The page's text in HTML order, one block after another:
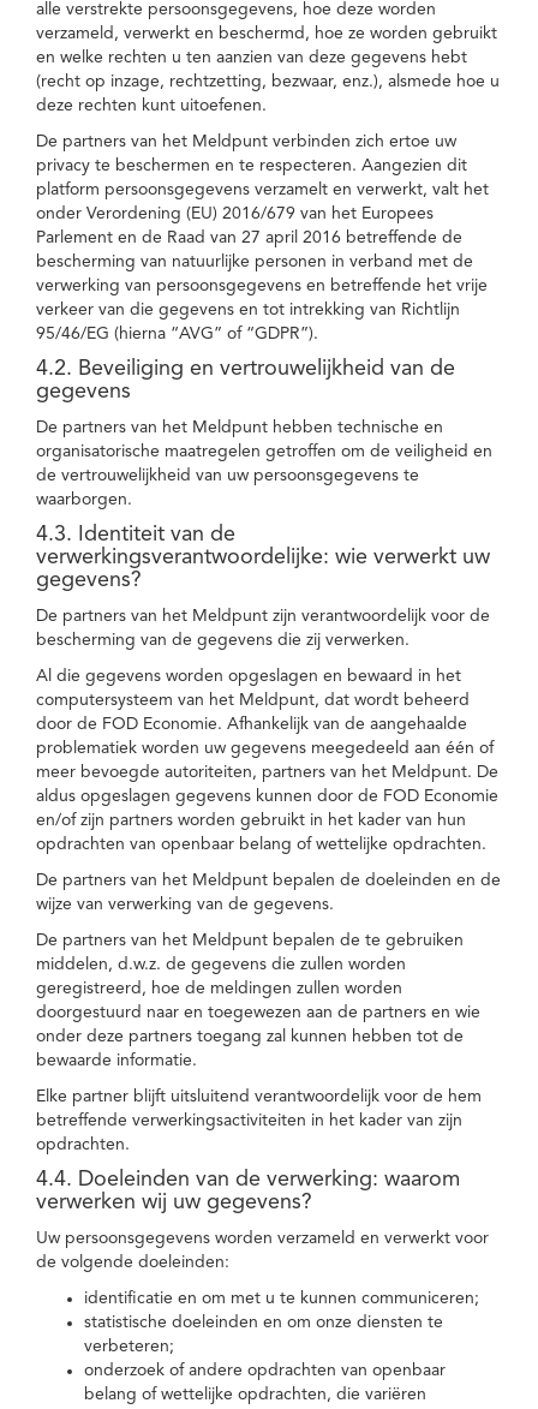
alle verstrekte persoonsgegevens, hoe deze worden
verzameld, verwerkt en beschermd, hoe ze worden gebruikt
en welke rechten u ten aanzien van deze gegevens hebt
(recht op inzage, rechtzetting, bezwaar, enz.), alsmede hoe u
deze rechten kunt uitoefenen.
De partners van het Meldpunt verbinden zich ertoe uw
privacy te beschermen en te respecteren. Aangezien dit
platform persoonsgegevens verzamelt en verwerkt, valt het
onder Verordening (EU) 2016/679 van het Europees
Parlement en de Raad van 27 april 2016 betreffende de
bescherming van natuurlijke personen in verband met de
verwerking van persoonsgegevens en betreffende het vrije
verkeer van die gegevens en tot intrekking van Richtlijn
95/46/EG (hierna “AVG” of “GDPR”).
4.2. Beveiliging en vertrouwelijkheid van de
gegevens
De partners van het Meldpunt hebben technische en
organisatorische maatregelen getroffen om de veiligheid en
de vertrouwelijkheid van uw persoonsgegevens te
waarborgen.
4.3. Identiteit van de
verwerkingsverantwoordelijke: wie verwerkt uw
gegevens?
De partners van het Meldpunt zijn verantwoordelijk voor de
bescherming van de gegevens die zij verwerken.
Al die gegevens worden opgeslagen en bewaard in het
computersysteem van het Meldpunt, dat wordt beheerd
door de FOD Economie. Afhankelijk van de aangehaalde
problematiek worden uw gegevens meegedeeld aan één of
meer bevoegde autoriteiten, partners van het Meldpunt. De
aldus opgeslagen gegevens kunnen door de FOD Economie
en/of zijn partners worden gebruikt in het kader van hun
opdrachten van openbaar belang of wettelijke opdrachten.
De partners van het Meldpunt bepalen de doeleinden en de
wijze van verwerking van de gegevens.
De partners van het Meldpunt bepalen de te gebruiken
middelen, d.w.z. de gegevens die zullen worden
geregistreerd, hoe de meldingen zullen worden
doorgestuurd naar en toegewezen aan de partners en wie
onder deze partners toegang zal kunnen hebben tot de
bewaarde informatie.
Elke partner blijft uitsluitend verantwoordelijk voor de hem
betreffende verwerkingsactiviteiten in het kader van zijn
opdrachten.
4.4. Doeleinden van de verwerking: waarom
verwerken wij uw gegevens?
Uw persoonsgegevens worden verzameld en verwerkt voor
de volgende doeleinden:
identificatie en om met u te kunnen communiceren;
statistische doeleinden en om onze diensten te
verbeteren;
onderzoek of andere opdrachten van openbaar
belang of wettelijke opdrachten, die variëren